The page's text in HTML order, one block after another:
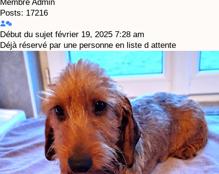
Membre Admin
Posts: 17216
Début du sujet février 19, 2025 7:28 am
Déjà réservé par une personne en liste d attente